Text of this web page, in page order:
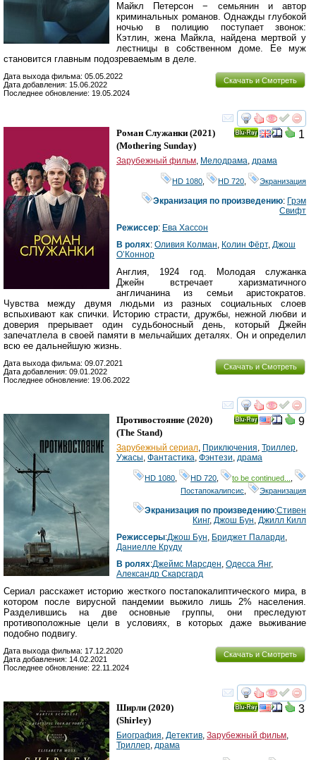
Майкл Петерсон − семьянин и автор
криминальных романов. Однажды глубокой
ночью в полицию поступает звонок:
Кэтлин, жена Майкла, найдена мертвой у
лестницы в собственном доме. Ее муж
становится главным подозреваемым в деле.
Скачать и Смотреть
Дата выхода фильма: 05.05.2022
Дата добавления: 15.06.2022
Последнее обновление: 19.05.2024
смотреть
1
Роман Служанки (2021)
(Mothering Sunday)
Зарубежный фильм, Мелодрама, драма
HD 1080 HD 720 Экранизация
Экранизация по произведению: Грэм
Свифт
Режиссер: Ева Хассон
В ролях: Оливия Колман, Колин Фёрт, Джош
О’Коннор
Англия, 1924 год. Молодая служанка
Джейн встречает харизматичного
англичанина из семьи аристократов.
Чувства между двумя людьми из разных социальных слоев
вспыхивают как спички. Историю страсти, дружбы, нежной любви и
доверия прерывает один судьбоносный день, который Джейн
запечатлела в своей памяти в мельчайших деталях. Он и определил
всю ее дальнейшую жизнь.
Скачать и Смотреть
Дата выхода фильма: 09.07.2021
Дата добавления: 09.01.2022
Последнее обновление: 19.06.2022
смотреть
9
Противостояние (2020)
(The Stand)
Зарубежный сериал, Приключения, Триллер,
Ужасы, Фантастика, Фэнтези, драма
HD 1080 HD 720 to be continued...
Постапокалипсис
Экранизация
Экранизация по произведению:Стивен
Кинг,Джош Бун,Джилл Килл
Режиссеры:Джош Бун, Бриджет Паларди,
Даниелле Крудy
В ролях:Джеймс Марсден, Одесса Янг,
Александр Скарсгард
Сериал расскажет историю жесткого постапокалиптического мира, в
котором после вирусной пандемии выжило лишь 2% населения.
Разделившись на две основные группы, они преследуют
противоположные цели в условиях, в которых даже выживание
подобно подвигу.
Скачать и Смотреть
Дата выхода фильма: 17.12.2020
Дата добавления: 14.02.2021
Последнее обновление: 22.11.2024
смотреть
3
Ширли (2020)
(Shirley)
Биография, Детектив, Зарубежный фильм,
Триллер, драма